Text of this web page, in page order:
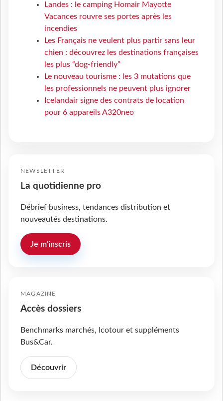
Landes : le camping Homair Mayotte
Vacances rouvre ses portes après les
incendies
Les Français ne veulent plus partir sans leur
chien : découvrez les destinations françaises
les plus “dog-friendly”
Le nouveau tourisme : les 3 mutations que
les professionnels ne peuvent plus ignorer
Icelandair signe des contrats de location
pour 6 appareils A320neo
NEWSLETTER
La quotidienne pro
Débrief business, tendances distribution et
nouveautés destinations.
Je m'inscris
MAGAZINE
Accès dossiers
Benchmarks marchés, Icotour et suppléments
Bus&Car.
Découvrir